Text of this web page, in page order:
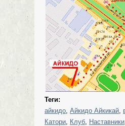
Теги:
айкидо Айкидо Айкикай
Катори
Клуб Наставники